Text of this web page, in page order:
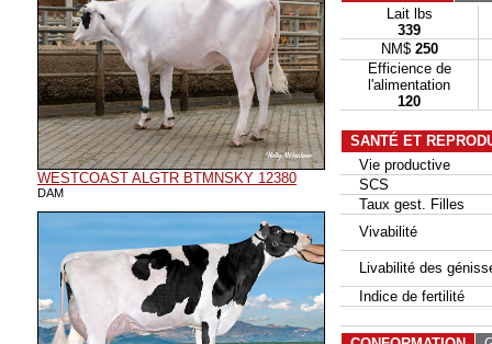
WESTCOAST ALGTR BTMNSKY 12380
DAM
Lait lbs
339
NM$ 250
Efficience de
l'alimentation
120
SANTÉ ET
Vie productive
SCS
Taux gest. Filles
Vivabilité
Livabilité des
Indice de fertilité